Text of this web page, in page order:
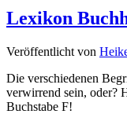
Lexikon
Veröffentlicht von
Die verschiedenen
verwirrend sein, oder?
Buchstabe F!